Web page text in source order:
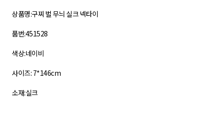
상품명:구찌 벌 무늬 실크 넥타이
품번:451528
색상:네이비
사이즈: 7*146cm
소재:실크